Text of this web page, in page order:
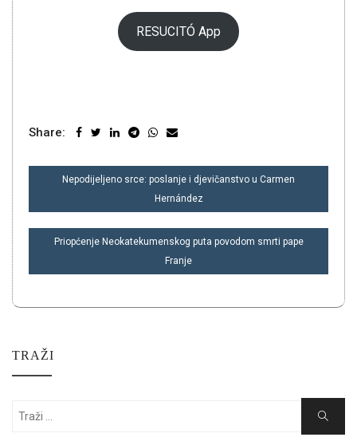
RESUCITÓ App
Share:
NAVIGACIJA
Nepodijeljeno srce: poslanje i djevičanstvo u Carmen
Hernández
Priopćenje Neokatekumenskog puta povodom smrti pape
Franje
TRAŽI
Search
Search